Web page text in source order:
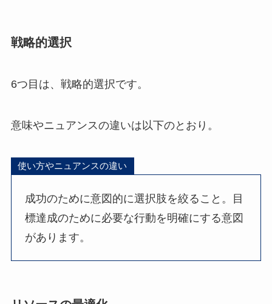
戦略的選択
6つ目は、戦略的選択です。
意味やニュアンスの違いは以下のとおり。
使い方やニュアンスの違い
成功のために意図的に選択肢を絞ること。目
標達成のために必要な行動を明確にする意図
があります。